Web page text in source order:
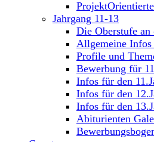
Jahrgang 11-13
Die Oberstufe
Allgemeine Infos
Profile und
Bewerbung für
Infos für den
Infos für den
Infos für den
Abiturienten